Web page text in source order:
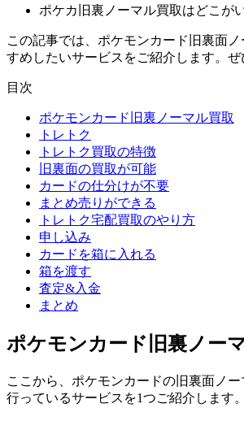
ポケカ旧裏ノーマル買取はどこが
この記事では、ポケモンカード旧裏面
すめしたいサービスをご紹介します。ぜ
目次
ポケモンカード旧裏ノーマル買取
トレトク
トレトク買取の特徴
旧裏面の買取が可能
カードの仕分けが不要
まとめ売りができる
トレトク宅配買取のやり方
申し込み
カードを箱に入れる
箱を渡す
査定&入金
まとめ
ポケモンカード旧裏ノー
ここから、ポケモンカードの旧裏面ノ
行っているサービスを1つご紹介します。